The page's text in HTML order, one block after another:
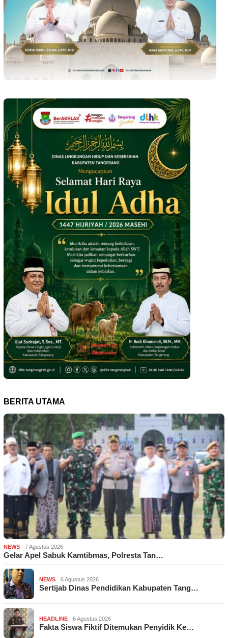
BERITA UTAMA
NEWS 7 Agustus 2026
Gelar Apel Sabuk Kamtibmas, Polresta Tan…
NEWS 6 Agustus 2026
Sertijab Dinas Pendidikan Kabupaten Tang…
HEADLINE 6 Agustus 2026
Fakta Siswa Fiktif Ditemukan Penyidik Ke…